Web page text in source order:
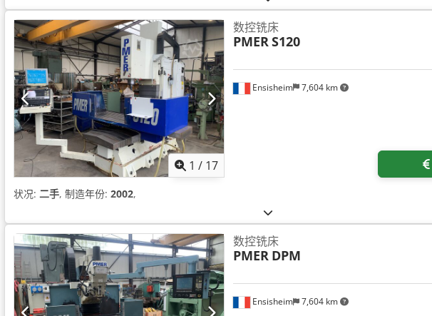
1 / 17
Ensisheim 7,604 km
数控铣床
PMERS120
状况: 二手, 制造年份: 2002,
Ensisheim 7,604 km
数控铣床
PMER DPM